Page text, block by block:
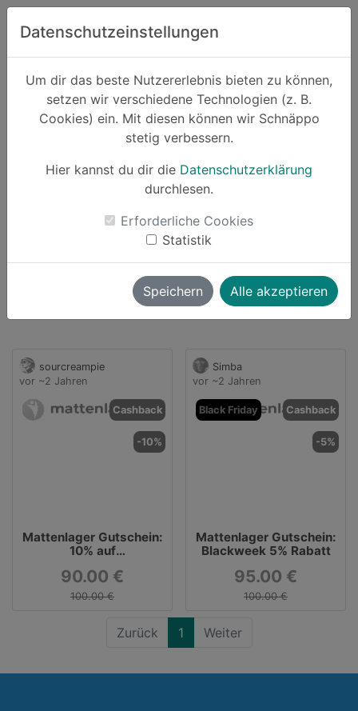
Zum Hauptinhalt springen
Datenschutzeinstellungen
Um dir das beste Nutzererlebnis bieten zu können,
setzen wir verschiedene Technologien (z. B.
Cookies) ein. Mit diesen können wir Schnäppo
stetig verbessern.
Hier kannst du dir die Datenschutzerklärung
durchlesen.
Erforderliche Cookies
Statistik
Speichern Alle akzeptieren
Suchen
Partner Mattenlager
Schnäppchen von Mattenlager
2 Angebote | bis zu4% Cashback
Direkt zum Partnerlaunch
sourcreampie
vor ~2 Jahren
Cashback
-10%
Mattenlager Gutschein:
10% auf
90.00 €
100.00 €
Simba
vor ~2 Jahren
Black Friday Cashback
-5%
Mattenlager Gutschein:
Blackweek 5% Rabatt
95.00 €
100.00 €
Zurück 1 Weiter